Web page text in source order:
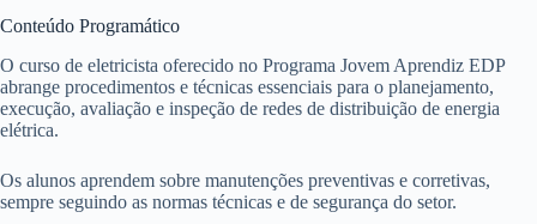
Conteúdo Programático
O curso de eletricista oferecido no Programa Jovem Aprendiz EDP
abrange procedimentos e técnicas essenciais para o planejamento,
execução, avaliação e inspeção de redes de distribuição de energia
elétrica.
Os alunos aprendem sobre manutenções preventivas e corretivas,
sempre seguindo as normas técnicas e de segurança do setor.